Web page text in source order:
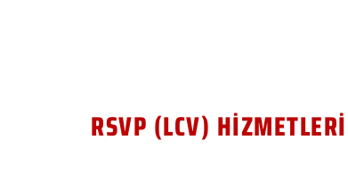
RSVP (LCV) HİZMETLERİ